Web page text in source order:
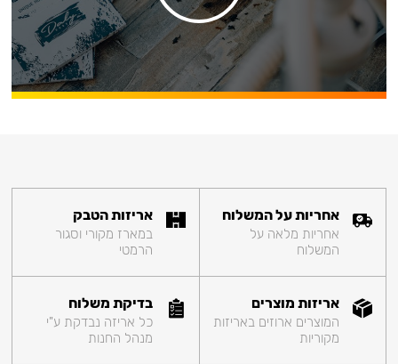
אחריות על המשלוח
אחריות מלאה על
המשלוח
אריזות הטבק
במארז מקורי וסגור
הרמטי
אריזות מוצרים
המוצרים ארוזים באריזות
מקוריות
בדיקת משלוח
כל אריזה נבדקת ע"י
מנהל החנות